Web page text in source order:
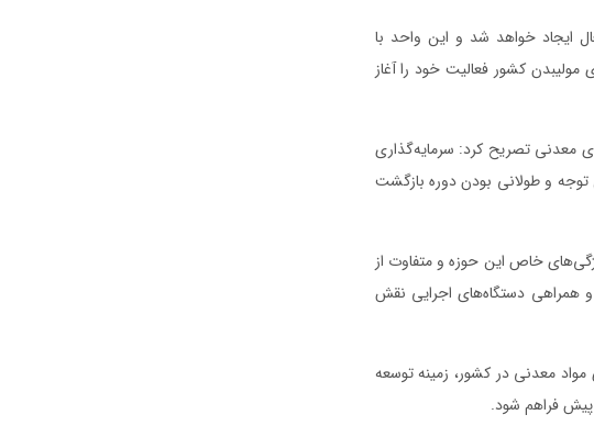
نفر به صورت مستقیم اشتغال ایجاد خواهد شد و این واحد با
فرآوری مولیبدن کشور فعالیت خود را آغاز
معدنی تصریح کرد: سرمایه‌گذاری
و طولانی بودن دوره بازگشت
خاص این حوزه و متفاوت از
همراهی دستگاه‌های اجرایی نقش
مواد معدنی در کشور، زمینه توسعه
فراهم شود.